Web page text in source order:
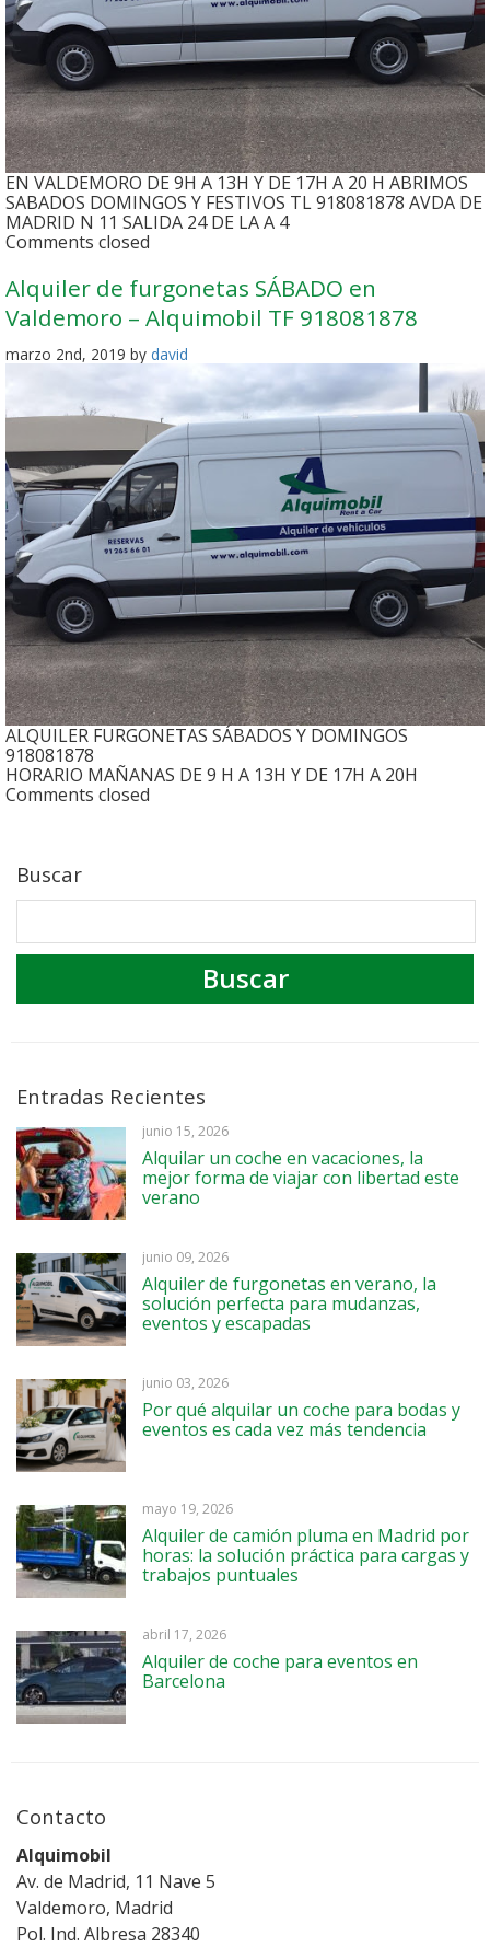
EN VALDEMORO DE 9H A 13H Y DE 17H A 20 H ABRIMOS
SABADOS DOMINGOS Y FESTIVOS TL 918081878 AVDA DE
MADRID N 11 SALIDA 24 DE LA A 4
Comments closed
Alquiler de furgonetas SÁBADO en
Valdemoro – Alquimobil TF 918081878
marzo 2nd, 2019 by david
ALQUILER FURGONETAS SÁBADOS Y DOMINGOS
918081878
HORARIO MAÑANAS DE 9 H A 13H Y DE 17H A 20H
Comments closed
Buscar
Entradas Recientes
junio 15, 2026
Alquilar un coche en vacaciones, la
mejor forma de viajar con libertad este
verano
junio 09, 2026
Alquiler de furgonetas en verano, la
solución perfecta para mudanzas,
eventos y escapadas
junio 03, 2026
Por qué alquilar un coche para bodas y
eventos es cada vez más tendencia
mayo 19, 2026
Alquiler de camión pluma en Madrid por
horas: la solución práctica para cargas y
trabajos puntuales
abril 17, 2026
Alquiler de coche para eventos en
Barcelona
Contacto
Alquimobil
Av. de Madrid, 11 Nave 5
Valdemoro, Madrid
Pol. Ind. Albresa 28340